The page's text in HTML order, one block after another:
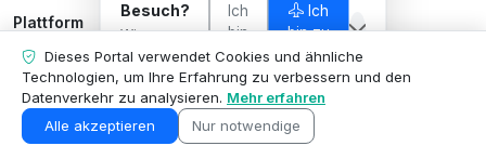
Plattform
Unternehmen registrieren
Pläne
Kontaktieren Sie uns
Unternehmensbereich
Verantwortlich
Serverplace Serviços de
Internet
CNPJ 04.114.466/0001-79
© 2026
Dieses Portal verwendet Cookies und ähnliche
Technologien, um Ihre Erfahrung zu verbessern und den
Datenverkehr zu analysieren. Mehr erfahren
Alle akzeptieren
Nur notwendige
Besuch?
Wir passen
an, was wir
dir zeigen, an
deine
Situation an.
Ich
bin
von
hier
Ich
bin zu
Besuch